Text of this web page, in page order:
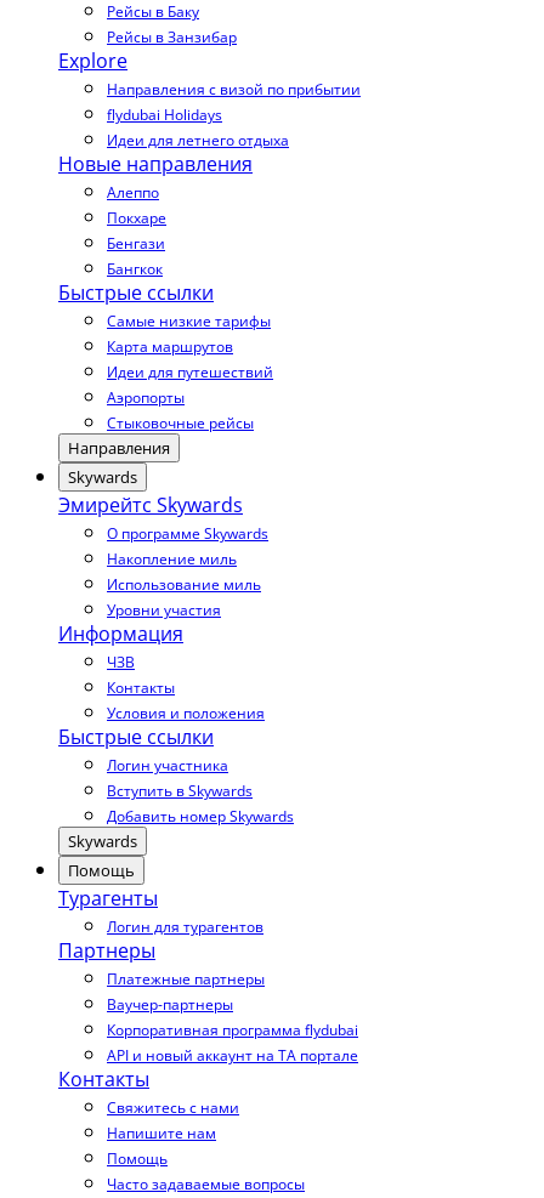
Рейсы в Баку
Рейсы в Занзибар
Explore
Направления с визой по прибытии
flydubai Holidays
Идеи для летнего отдыха
Новые направления
Алеппо
Покхаре
Бенгази
Бангкок
Быстрые ссылки
Самые низкие тарифы
Карта маршрутов
Идеи для путешествий
Аэропорты
Стыковочные рейсы
Направления
Skywards
Эмирейтс Skywards
О программе Skywards
Накопление миль
Использование миль
Уровни участия
Информация
ЧЗВ
Контакты
Условия и положения
Быстрые ссылки
Логин участника
Вступить в Skywards
Добавить номер Skywards
Skywards
Помощь
Турагенты
Логин для турагентов
Партнеры
Платежные партнеры
Ваучер-партнеры
Корпоративная программа flydubai
API и новый аккаунт на TA портале
Контакты
Свяжитесь с нами
Напишите нам
Помощь
Часто задаваемые вопросы